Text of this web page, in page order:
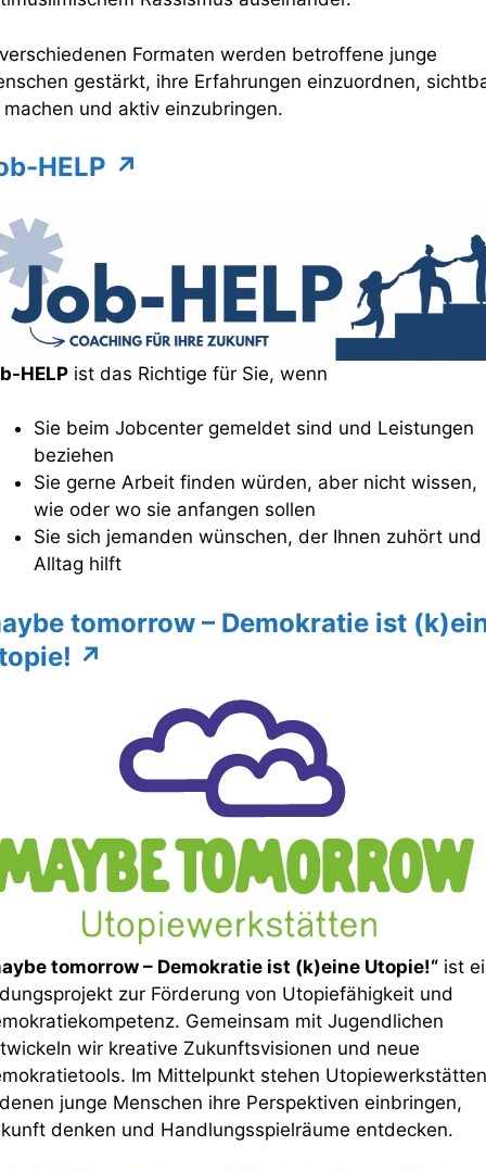
Formaten werden betroffene junge
gestärkt, ihre Erfahrungen einzuordnen,
machen und aktiv einzubringen.
HELP ↗
HELP ist das Richtige für Sie, wenn
Sie beim Jobcenter gemeldet sind und Leistungen
beziehen
Sie gerne Arbeit finden würden, aber nicht wissen,
wie oder wo sie anfangen sollen
Sie sich jemanden wünschen, der Ihnen zuhört und
Alltag hilft
tomorrow – Demokratie ist
↗
tomorrow – Demokratie ist (k)eine Utopie!“ ist
zur Förderung von Utopiefähigkeit und
Gemeinsam mit Jugendlichen
wir kreative Zukunftsvisionen und neue
Im Mittelpunkt stehen
junge Menschen ihre Perspektiven einbringen,
denken und Handlungsspielräume entdecken.